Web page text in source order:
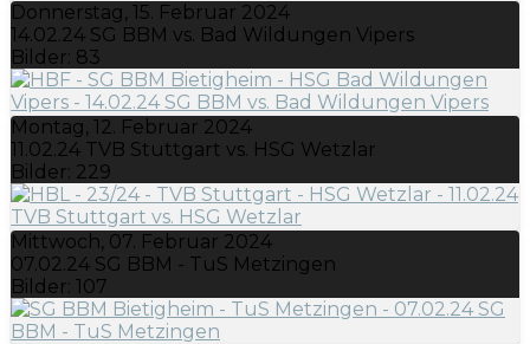
Donnerstag, 15. Februar 2024
14.02.24 SG BBM vs. Bad Wildungen Vipers
Bilder: 83
Montag, 12. Februar 2024
11.02.24 TVB Stuttgart vs. HSG Wetzlar
Bilder: 229
Mittwoch, 07. Februar 2024
07.02.24 SG BBM - TuS Metzingen
Bilder: 107